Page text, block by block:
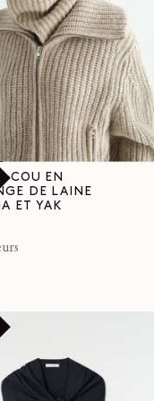
COU EN
DE LAINE
ET YAK